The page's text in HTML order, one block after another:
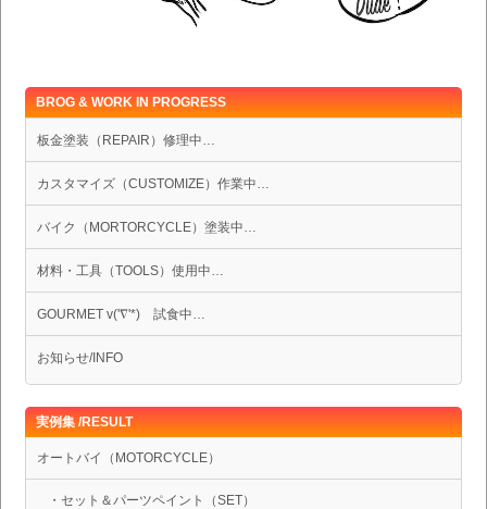
BROG & WORK IN PROGRESS
板金塗装（REPAIR）修理中…
カスタマイズ（CUSTOMIZE）作業中…
バイク（MORTORCYCLE）塗装中…
材料・工具（TOOLS）使用中…
GOURMET v('∇'*) 試食中…
お知らせ/INFO
実例集 /RESULT
オートバイ（MOTORCYCLE）
・セット＆パーツペイント（SET）